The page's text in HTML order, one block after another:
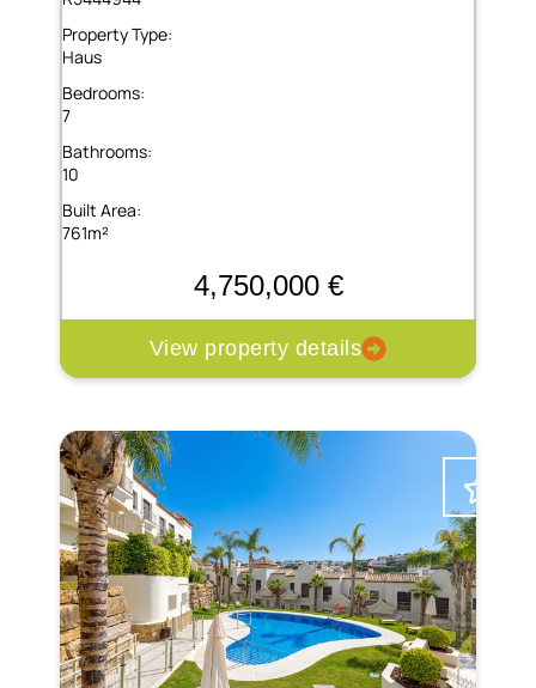
Property Type:
Haus
Bedrooms:
7
Bathrooms:
10
Built Area:
761m²
4,750,000 €
View property details